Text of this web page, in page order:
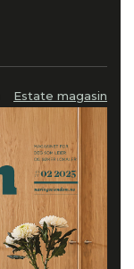
Estate magasin